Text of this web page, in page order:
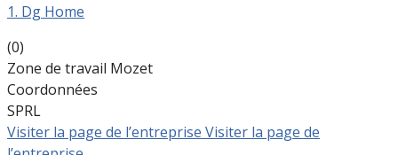
1. Dg Home
(0)
Zone de travail Mozet
Coordonnées
SPRL
Visiter la page de l’entreprise Visiter la page de